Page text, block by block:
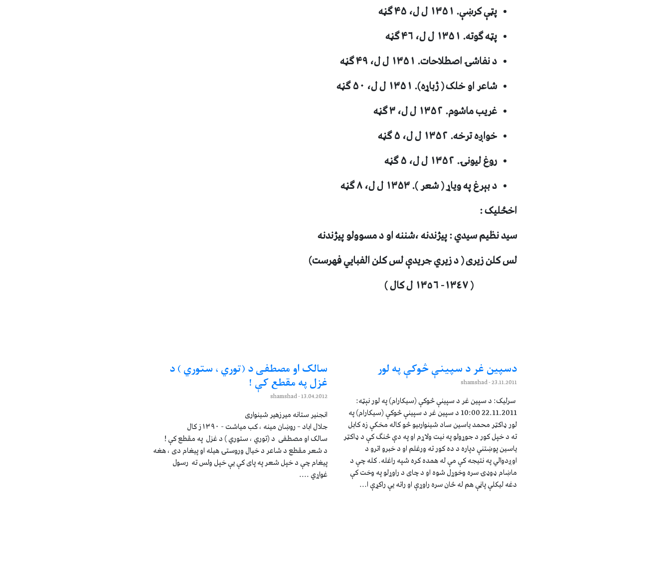
پټې کرښې. ۱۳۵۱ ل ل، ۴۵ ګڼه
پټه ګوته. ۱۳۵۱ ل ل، ۴۶ ګڼه
د نفاشۍ اصطلاحات. ۱۳۵۱ ل ل، ۴۹ ګڼه
شاعر او خلک ( ژباړه). ۱۳۵۱ ل ل، ۵۰ ګڼه
غريب ماشوم. ۱۳۵۲ ل ل، ۳ ګڼه
خواږه ترخه. ۱۳۵۲ ل ل، ۵ ګڼه
روغ ليونۍ. ۱۳۵۲ ل ل، ۵ ګڼه
د بېرغ په وياړ ( شعر ). ۱۳۵۳ ل ل، ۸ ګڼه
اخځليک :
سيد نظيم سيدي : پيژندنه ،شننه او د مسوولو پيژندنه
لس کلن زيری ( د زيري جريدې لس کلن الفبايي فهرست)
( ١٣٤٧- ١٣٥٦ ل کال )
دسپين غر د سپينې څوکې په لور
23.11.2011
- shamshad
سرليک: د سپين غر د سپينې څوکې (سيکارام) په لور نېټه:
22.11.2011 10:00 د سپين غر د سپينې څوکې (سيکارام) په
لور ډاکټر محمد ياسين ساد شينوارىيو څو کاله مخکې زه کابل
ته د خپل کور د جوړولو په نيت ولاړم او په دې څنگ کې د ډاکټر
ياسين پوښتنې دپاره د ده کور ته ورغلم او د خبرو اترو د
اوږدوالي په نتيجه کې مې له همده کره شپه راغله. کله چې د
ماښام ډوډۍ سره وخوړل شوه او د چاى د راوړلو په وخت کې
دغه ليکلې پاڼې هم له ځان سره راوړې او راته يې راکړې ا...
سالک او مصطفی د (توري ، ستوري ) د
غزل په مقطع کې !
13.04.2012
- shamshad
انجنير ستانه ميرزهير شينواری
جلال اباد – روښان مينه ، کب مياشت - ١٣٩٠ز کال
سالک او مصطفی د (توري ، ستوري ) د غزل په مقطع کې !
د شعر مقطع د شاعر د خيال وروستۍ هيله او پيغام دی ، هغه
پيغام چې د خپل شعر په پای کې يې خپل ولس ته رسول
غواړي ....